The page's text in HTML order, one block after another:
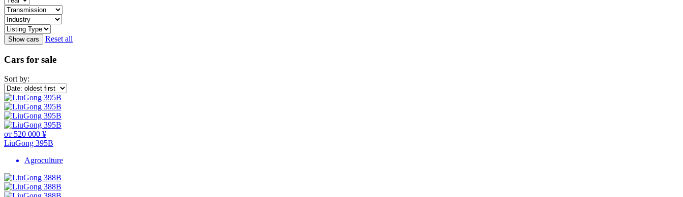
Reset all
Cars for sale
Sort by:
от 520 000 ¥
LiuGong 395B
Agroculture